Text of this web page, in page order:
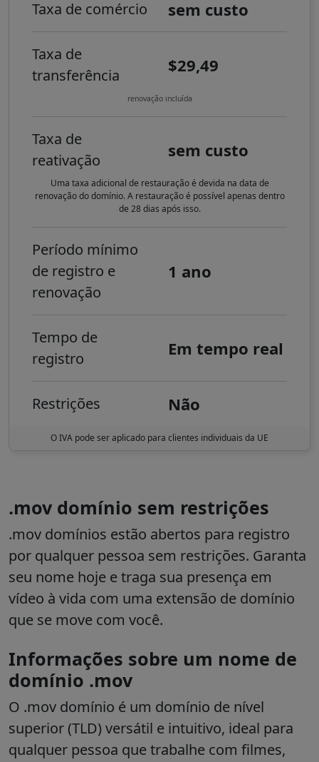
Taxa de comércio sem custo
Taxa de
transferência
$29,49
renovação incluída
Taxa de
reativação
sem custo
Uma taxa adicional de restauração é devida na data de
renovação do domínio. A restauração é possível apenas dentro
de 28 dias após isso.
Período mínimo
de registro e
renovação
1 ano
Tempo de
registro
Em tempo real
Restrições Não
O IVA pode ser aplicado para clientes individuais da UE
.mov domínio sem restrições
.mov domínios estão abertos para registro
por qualquer pessoa sem restrições. Garanta
seu nome hoje e traga sua presença em
vídeo à vida com uma extensão de domínio
que se move com você.
Informações sobre um nome de
domínio .mov
O .mov domínio é um domínio de nível
superior (TLD) versátil e intuitivo, ideal para
qualquer pessoa que trabalhe com filmes,